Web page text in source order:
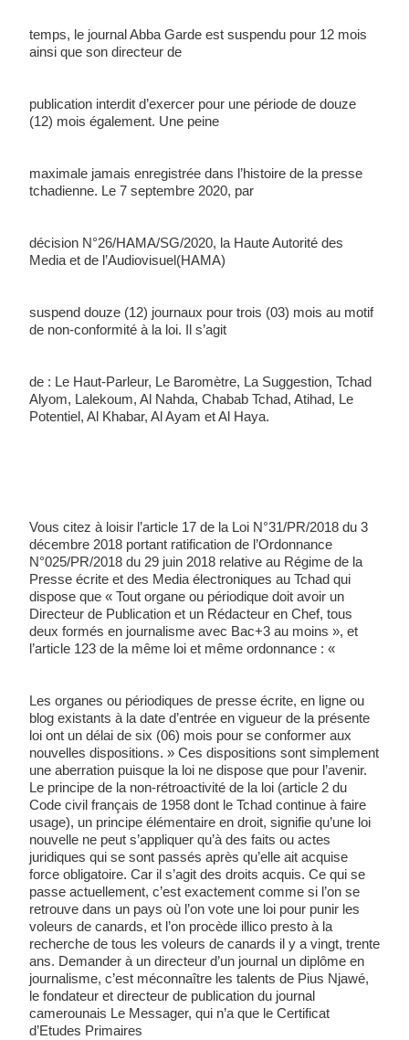
temps, le journal Abba Garde est suspendu pour 12 mois
ainsi que son directeur de
publication interdit d’exercer pour une période de douze
(12) mois également. Une peine
maximale jamais enregistrée dans l’histoire de la presse
tchadienne. Le 7 septembre 2020, par
décision N°26/HAMA/SG/2020, la Haute Autorité des
Media et de l’Audiovisuel(HAMA)
suspend douze (12) journaux pour trois (03) mois au motif
de non-conformité à la loi. Il s’agit
de : Le Haut-Parleur, Le Baromètre, La Suggestion, Tchad
Alyom, Lalekoum, Al Nahda, Chabab Tchad, Atihad, Le
Potentiel, Al Khabar, Al Ayam et Al Haya.
Vous citez à loisir l’article 17 de la Loi N°31/PR/2018 du 3
décembre 2018 portant ratification de l’Ordonnance
N°025/PR/2018 du 29 juin 2018 relative au Régime de la
Presse écrite et des Media électroniques au Tchad qui
dispose que « Tout organe ou périodique doit avoir un
Directeur de Publication et un Rédacteur en Chef, tous
deux formés en journalisme avec Bac+3 au moins », et
l’article 123 de la même loi et même ordonnance : «
Les organes ou périodiques de presse écrite, en ligne ou
blog existants à la date d’entrée en vigueur de la présente
loi ont un délai de six (06) mois pour se conformer aux
nouvelles dispositions. » Ces dispositions sont simplement
une aberration puisque la loi ne dispose que pour l’avenir.
Le principe de la non-rétroactivité de la loi (article 2 du
Code civil français de 1958 dont le Tchad continue à faire
usage), un principe élémentaire en droit, signifie qu’une loi
nouvelle ne peut s’appliquer qu’à des faits ou actes
juridiques qui se sont passés après qu’elle ait acquise
force obligatoire. Car il s’agit des droits acquis. Ce qui se
passe actuellement, c’est exactement comme si l’on se
retrouve dans un pays où l’on vote une loi pour punir les
voleurs de canards, et l’on procède illico presto à la
recherche de tous les voleurs de canards il y a vingt, trente
ans. Demander à un directeur d’un journal un diplôme en
journalisme, c’est méconnaître les talents de Pius Njawé,
le fondateur et directeur de publication du journal
camerounais Le Messager, qui n’a que le Certificat
d’Etudes Primaires